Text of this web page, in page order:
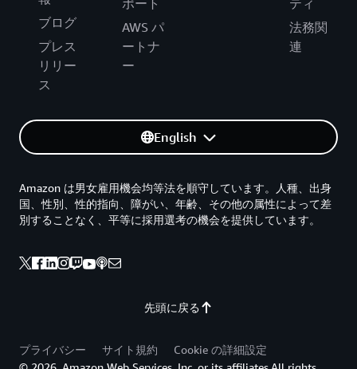
ブログ
プレス
リリー
ス
ポート
AWS パ
ートナ
ー
ティ
法務関
連
English
先頭に戻る
Amazon は男女雇用機会均等法を順守しています。人種、出身
国、性別、性的指向、障がい、年齢、その他の属性によって差
別することなく、平等に採用選考の機会を提供しています。
プライバシー サイト規約
Cookie の詳細設定